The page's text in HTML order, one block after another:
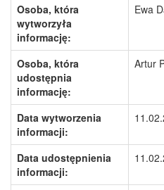
Osoba, która
wytworzyła
informację:
Ewa
Osoba, która
udostępnia
informację:
Artur
Data wytworzenia
informacji:
Data udostępnienia
informacji: